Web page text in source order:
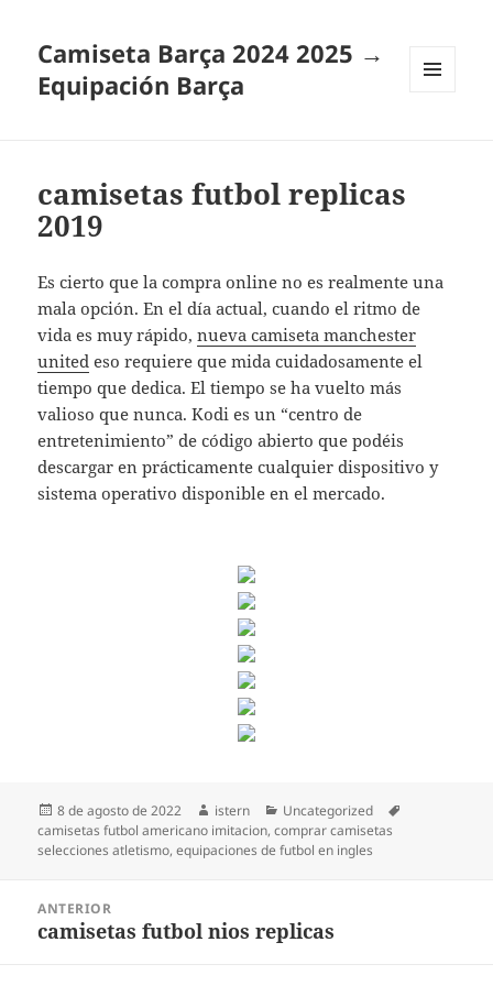
Camiseta Barça 2024 2025 →
Equipación Barça
camisetas futbol replicas
2019
Es cierto que la compra online no es realmente una
mala opción. En el día actual, cuando el ritmo de
vida es muy rápido,nueva camiseta manchester
united eso requiere que mida cuidadosamente el
tiempo que dedica. El tiempo se ha vuelto más
valioso que nunca. Kodi es un “centro de
entretenimiento” de código abierto que podéis
descargar en prácticamente cualquier dispositivo y
sistema operativo disponible en el mercado.
Publicado
el
8 de agosto de 2022 Autor
istern Categorías
Uncategorized
camisetas futbol americano imitacion,comprar camisetas
selecciones atletismo,equipaciones de futbol en ingles
entradas
ANTERIOR
Entrada
camisetas futbol nios replicas